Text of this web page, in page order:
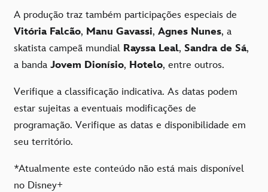
A produção traz também participações especiais de
Vitória Falcão, Manu Gavassi, Agnes Nunes, a
skatista campeã mundial Rayssa Leal, Sandra de Sá,
a banda Jovem Dionísio, Hotelo, entre outros.
Verifique a classificação indicativa. As datas podem
estar sujeitas a eventuais modificações de
programação. Verifique as datas e disponibilidade em
seu território.
*Atualmente este conteúdo não está mais disponível
no Disney+